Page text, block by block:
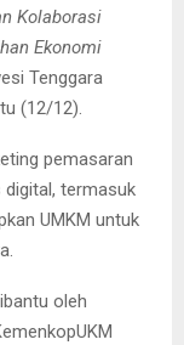
Kolaborasi
Ekonomi
Tenggara
(12/12).
pemasaran
termasuk
UMKM untuk
oleh